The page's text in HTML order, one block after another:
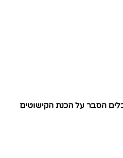
הסבר על הכנת הקישוטים